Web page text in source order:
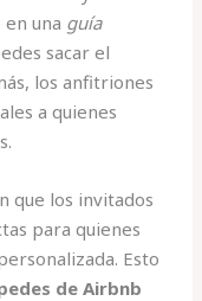
una guía
sacar el
los anfitriones
a quienes
que los invitados
para quienes
Esto
de Airbnb